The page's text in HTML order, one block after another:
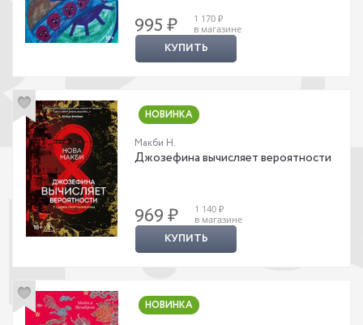
995 ₽
1 170 ₽
в магазине
КУПИТЬ
НОВИНКА
Макби Н.
Джозефина вычисляет вероятности
969 ₽
1 140 ₽
в магазине
КУПИТЬ
НОВИНКА